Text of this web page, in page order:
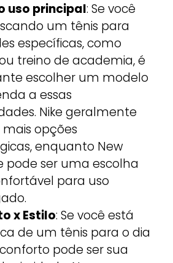
uso principal: Se você
um tênis para
específicas, como
treino de academia, é
escolher um modelo
a essas
Nike geralmente
opções
enquanto New
pode ser uma escolha
para uso
x Estilo: Se você está
de um tênis para o dia
pode ser sua